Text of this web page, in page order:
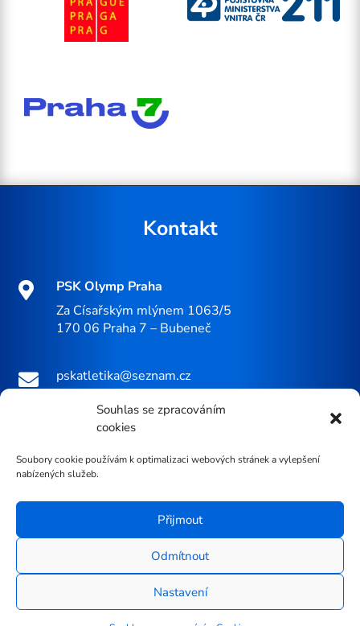
Souhlas se zpracováním
cookies
Soubory cookie používám k optimalizaci webových stránek a vylepšení
nabízených služeb.
Přijmout
Odmítnout
Nastavení
Kontakt

PSK Olymp Praha
Za Císařským mlýnem 1063/5
170 06 Praha 7 – Bubeneč
 pskatletika@seznam.cz
+420 605 229 483 (Michal Krčmář)
©2026 PSK Olymp Praha - oddíl atletiky
Nositeli autorských práv k fotografiím jsou jejich
autoři. Pro informace o autorech jednotlivých
fotografií pište napskatletika@seznam.cz.
Všechna práva vyhrazena.
| tvorba a správa webu: vyladeny-web.cz